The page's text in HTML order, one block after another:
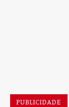
PUBLICIDADE